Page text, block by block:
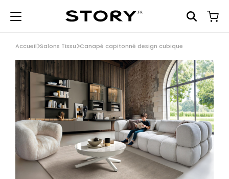
Accueil Salons Tissu Canapé capitonné design cubique